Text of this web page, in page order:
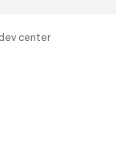
center